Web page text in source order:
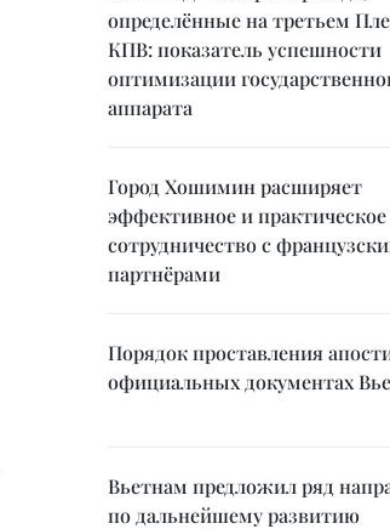
определённые на третьем
КПВ: показатель успешности
оптимизации
аппарата
Город Хошимин расширяет
эффективное и практическое
сотрудничество с
партнёрами
Порядок проставления
официальных документах
Вьетнам предложил ряд
по дальнейшему развитию